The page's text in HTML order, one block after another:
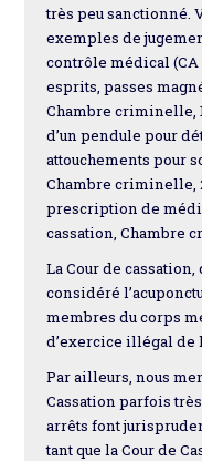
très peu sanctionné.
exemples de
contrôle médical (CA
esprits, passes
Chambre criminelle,
d’un pendule pour
attouchements pour
Chambre criminelle,
prescription de
cassation, Chambre
La Cour de cassation,
considéré
membres du corps
d’exercice illégal de
Par ailleurs, nous
Cassation parfois
arrêts font
tant que la Cour de